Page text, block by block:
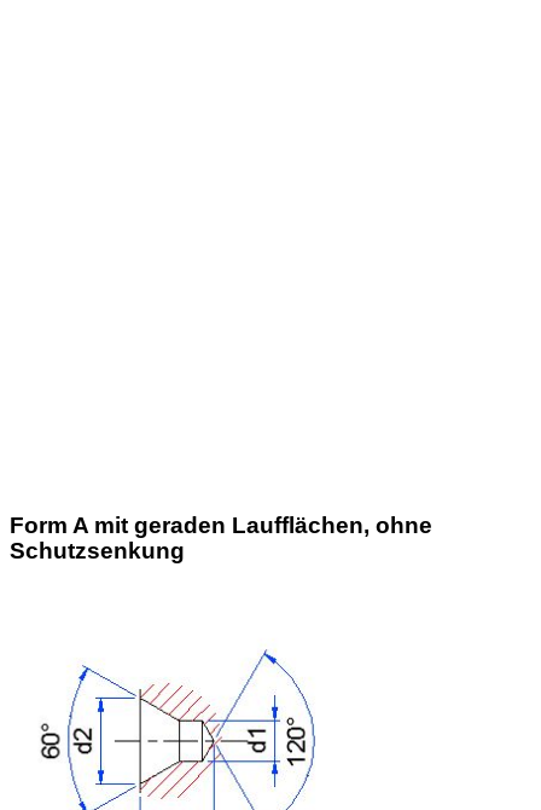
Form A mit geraden Laufflächen, ohne
Schutzsenkung